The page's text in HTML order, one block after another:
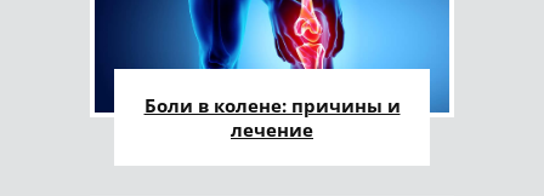
Боли в колене: причины и
лечение